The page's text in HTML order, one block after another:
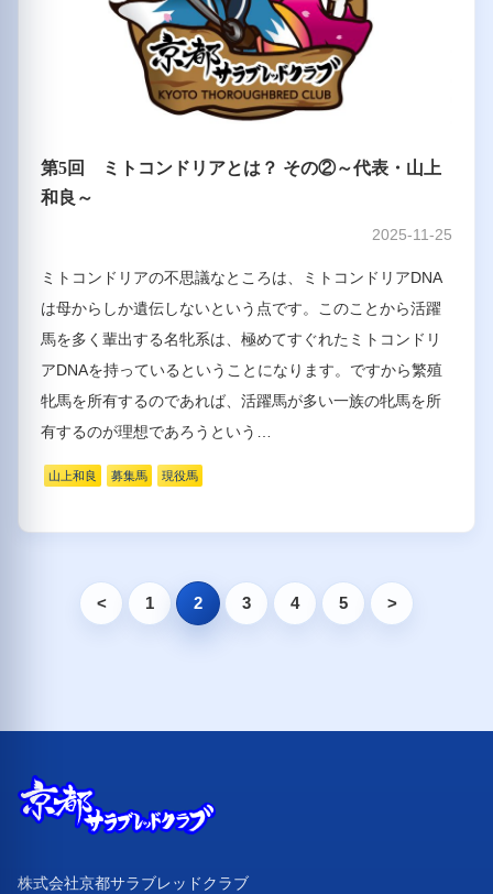
第5回 ミトコンドリアとは？ その②～代表・山上
和良～
2025-11-25
ミトコンドリアの不思議なところは、ミトコンドリアDNA
は母からしか遺伝しないという点です。このことから活躍
馬を多く輩出する名牝系は、極めてすぐれたミトコンドリ
アDNAを持っているということになります。ですから繁殖
牝馬を所有するのであれば、活躍馬が多い一族の牝馬を所
有するのが理想であろうという…
山上和良 募集馬 現役馬
< 1 2 3 4 5 >
株式会社京都サラブレッドクラブ